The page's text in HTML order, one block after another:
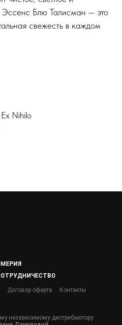
Эссенс Блю Талисман — это
свежесть в каждом
Nihilo
Договор оферта
Контакты
независимому дистрибьютору